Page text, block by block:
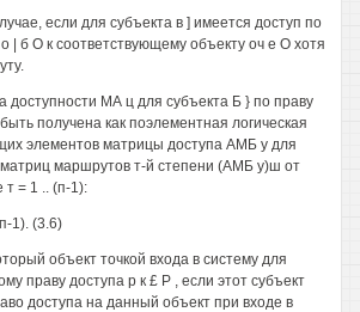
если для субъекта в ] имеется доступ по
| б О к соответствующему объекту оч е О хотя
доступности МА ц для субъекта Б } по праву
получена как поэлементная логическая
элементов матрицы доступа АМБ у для
матриц маршрутов т-й степени (АМБ у)ш от
т = 1 .. (п-1):
1). (3.6)
объект точкой входа в систему для
праву доступа р к £ Р , если этот субъект
доступа на данный объект при входе в